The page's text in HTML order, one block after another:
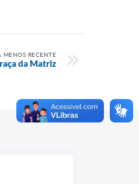
MENOS RECENTE
da Matriz